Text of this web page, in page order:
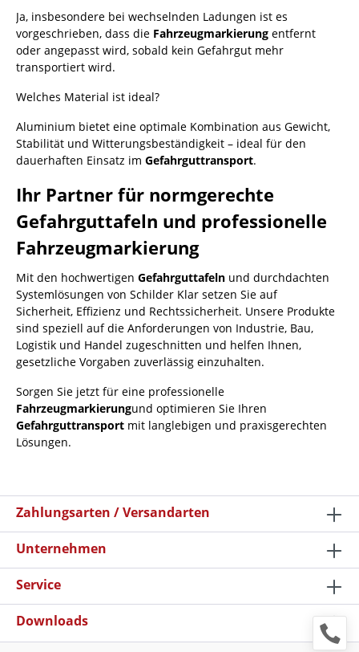
Ja, insbesondere bei wechselnden Ladungen ist es
vorgeschrieben, dass die Fahrzeugmarkierung entfernt
oder angepasst wird, sobald kein Gefahrgut mehr
transportiert wird.
Welches Material ist ideal?
Aluminium bietet eine optimale Kombination aus Gewicht,
Stabilität und Witterungsbeständigkeit – ideal für den
dauerhaften Einsatz im Gefahrguttransport.
Ihr Partner für normgerechte
Gefahrguttafeln und professionelle
Fahrzeugmarkierung
Mit den hochwertigen Gefahrguttafeln und durchdachten
Systemlösungen von Schilder Klar setzen Sie auf
Sicherheit, Effizienz und Rechtssicherheit. Unsere Produkte
sind speziell auf die Anforderungen von Industrie, Bau,
Logistik und Handel zugeschnitten und helfen Ihnen,
gesetzliche Vorgaben zuverlässig einzuhalten.
Sorgen Sie jetzt für eine professionelle
Fahrzeugmarkierungund optimieren Sie Ihren
Gefahrguttransport mit langlebigen und praxisgerechten
Lösungen.
Zahlungsarten / Versandarten
Unternehmen
Service
Downloads